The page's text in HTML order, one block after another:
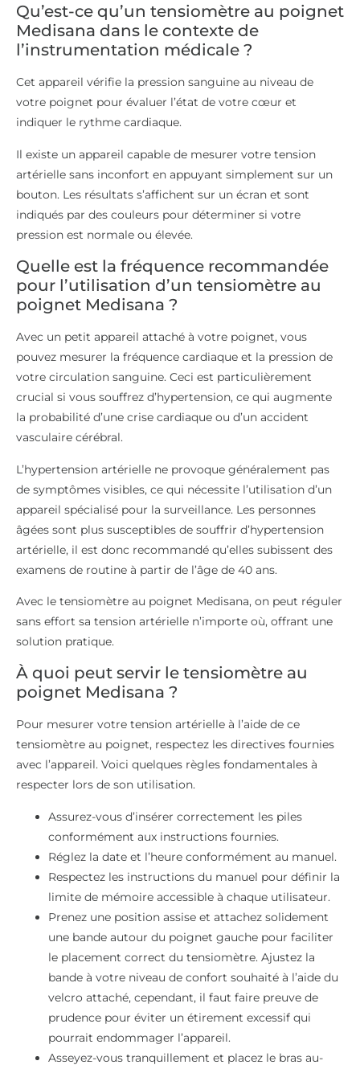
Qu’est-ce qu’un tensiomètre au poignet
Medisana dans le contexte de
l’instrumentation médicale ?
Cet appareil vérifie la pression sanguine au niveau de
votre poignet pour évaluer l’état de votre cœur et
indiquer le rythme cardiaque.
Il existe un appareil capable de mesurer votre tension
artérielle sans inconfort en appuyant simplement sur un
bouton. Les résultats s’affichent sur un écran et sont
indiqués par des couleurs pour déterminer si votre
pression est normale ou élevée.
Quelle est la fréquence recommandée
pour l’utilisation d’un tensiomètre au
poignet Medisana ?
Avec un petit appareil attaché à votre poignet, vous
pouvez mesurer la fréquence cardiaque et la pression de
votre circulation sanguine. Ceci est particulièrement
crucial si vous souffrez d’hypertension, ce qui augmente
la probabilité d’une crise cardiaque ou d’un accident
vasculaire cérébral.
L’hypertension artérielle ne provoque généralement pas
de symptômes visibles, ce qui nécessite l’utilisation d’un
appareil spécialisé pour la surveillance. Les personnes
âgées sont plus susceptibles de souffrir d’hypertension
artérielle, il est donc recommandé qu’elles subissent des
examens de routine à partir de l’âge de 40 ans.
Avec le tensiomètre au poignet Medisana, on peut réguler
sans effort sa tension artérielle n’importe où, offrant une
solution pratique.
À quoi peut servir le tensiomètre au
poignet Medisana ?
Pour mesurer votre tension artérielle à l’aide de ce
tensiomètre au poignet, respectez les directives fournies
avec l’appareil. Voici quelques règles fondamentales à
respecter lors de son utilisation.
Assurez-vous d’insérer correctement les piles
conformément aux instructions fournies.
Réglez la date et l’heure conformément au manuel.
Respectez les instructions du manuel pour définir la
limite de mémoire accessible à chaque utilisateur.
Prenez une position assise et attachez solidement
une bande autour du poignet gauche pour faciliter
le placement correct du tensiomètre. Ajustez la
bande à votre niveau de confort souhaité à l’aide du
velcro attaché, cependant, il faut faire preuve de
prudence pour éviter un étirement excessif qui
pourrait endommager l’appareil.
Asseyez-vous tranquillement et placez le bras au-